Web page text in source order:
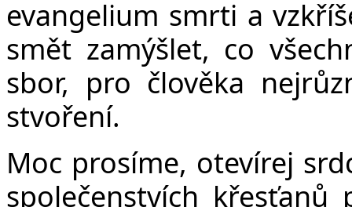
evangelium smrti a
smět zamýšlet, co
sbor, pro člověka
stvoření.
Moc prosíme, otevírej
společenstvích